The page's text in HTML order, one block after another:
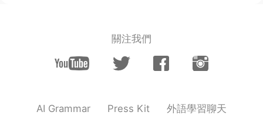
關注我們
AI Grammar Press Kit 外語學習聊天